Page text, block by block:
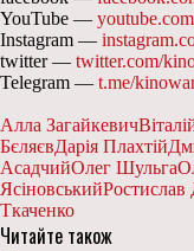
YouTube —
Instagram —
twitter — twitter.com/
Telegram — t.me/
Алла Загайкевич
БєляєвДарія Плахтій
АсадчийОлег Шульга
ЯсіновськийРостислав
Ткаченко
Читайте також